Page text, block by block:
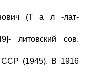
(Т а л -лат-
литовский сов.
ССР (1945). В 1916